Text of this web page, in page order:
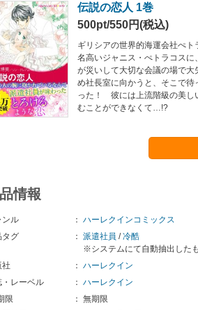
伝説の恋人 1巻
500pt/550円(税込)
ギリシアの世界的海運会社ぺ
名高いジャニス・ぺトラコス
が災いして大切な会議の場で
め社長室に向かうと、そこで
った！ 彼には上流階級の美
むことができなくて…!?
情報
ンル ： ハーレクインコミックス
タグ
： 派遣社員 /冷酷
※システムにて自動抽出した
社
： ハーレクイン
・レーベル
： ハーレクイン
限
： 無期限